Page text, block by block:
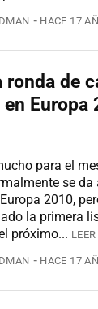
HACE 17
ronda de
Europa
para el
se da
2010,
la primera
próximo...
HACE 17